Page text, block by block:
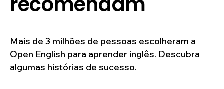
Mais de 3 milhões de pessoas escolheram a
Open English para aprender inglês. Descubra
algumas histórias de sucesso.